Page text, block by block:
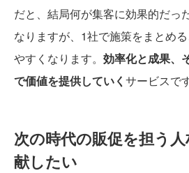
だと、結局何が集客に効果的だっ
なりますが、1社で施策をまとめ
やすくなります。 効率化と成果、
で価値を提供していく サービスです
次の時代の販促を担う
献したい